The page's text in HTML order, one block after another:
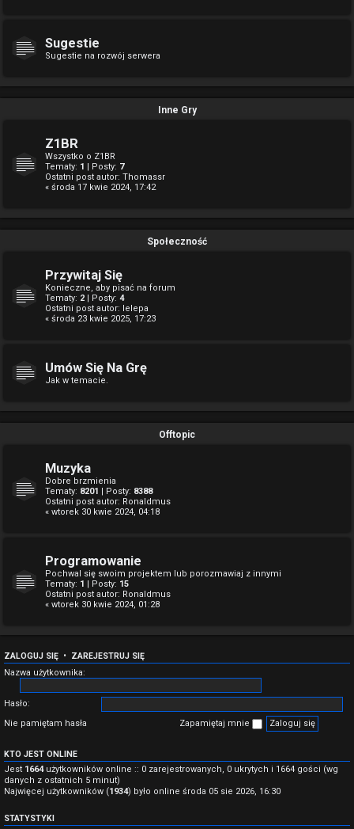
Sugestie
Sugestie na rozwój serwera
Inne Gry
Z1BR
Wszystko o Z1BR
Tematy: 1 | Posty: 7
Ostatni post autor: Thomassr
« środa 17 kwie 2024, 17:42
Społeczność
Przywitaj Się
Konieczne, aby pisać na forum
Tematy: 2 | Posty: 4
Ostatni post autor: lelepa
« środa 23 kwie 2025, 17:23
Umów Się Na Grę
Jak w temacie.
Offtopic
Muzyka
Dobre brzmienia
Tematy: 8201 | Posty: 8388
Ostatni post autor: Ronaldmus
« wtorek 30 kwie 2024, 04:18
Programowanie
Pochwal się swoim projektem lub porozmawiaj z innymi
Tematy: 1 | Posty: 15
Ostatni post autor: Ronaldmus
« wtorek 30 kwie 2024, 01:28
ZALOGUJ SIĘ • ZAREJESTRUJ SIĘ
Nazwa użytkownika:
Hasło:
Nie pamiętam hasła
Zapamiętaj mnie
KTO JEST ONLINE
Jest 1664użytkowników online :: 0 zarejestrowanych, 0 ukrytych i 1664 gości (wg
danych z ostatnich 5 minut)
Najwięcej użytkowników (1934) było online środa 05 sie 2026, 16:30
STATYSTYKI